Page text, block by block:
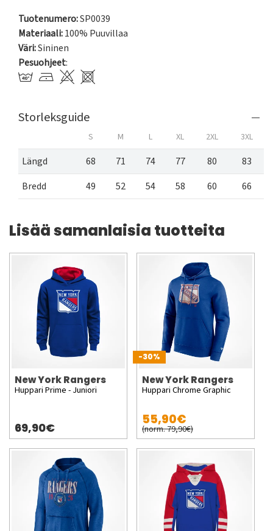
Tuotenumero:SP0039
Materiaali:100% Puuvillaa
Väri:Sininen
Pesuohjeet:
Storleksguide
S M L XL 2XL 3XL
Längd 68 71 74 77 80
83
Bredd
49 52 54 58 60 66
Lisää samanlaisia tuotteita
New York Rangers
Huppari Prime - Juniori
69,90€
-30%
New York Rangers
Huppari Chrome Graphic
55,90€
(norm. 79,90€)